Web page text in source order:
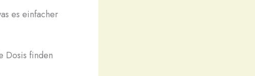
es einfacher
Dosis finden